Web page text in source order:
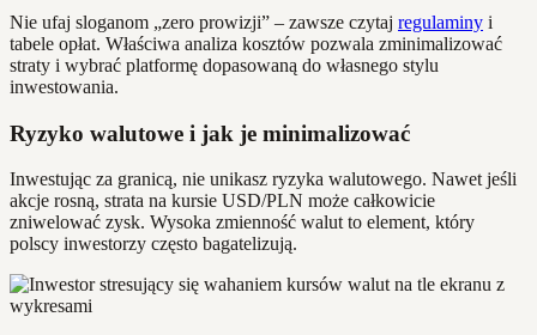
Nie ufaj sloganom „zero prowizji” – zawsze czytaj regulaminy i
tabele opłat. Właściwa analiza kosztów pozwala zminimalizować
straty i wybrać platformę dopasowaną do własnego stylu
inwestowania.
Ryzyko walutowe i jak je minimalizować
Inwestując za granicą, nie unikasz ryzyka walutowego. Nawet jeśli
akcje rosną, strata na kursie USD/PLN może całkowicie
zniwelować zysk. Wysoka zmienność walut to element, który
polscy inwestorzy często bagatelizują.